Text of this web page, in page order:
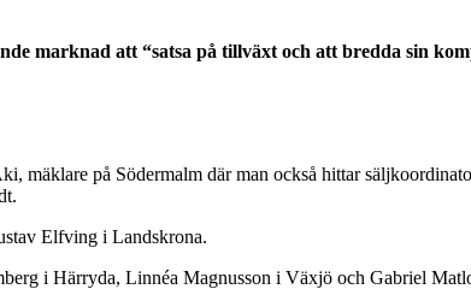
marknad att “satsa på tillväxt och att bredda sin
mäklare på Södermalm där man också hittar
Elfving i Landskrona.
i Härryda, Linnéa Magnusson i Växjö och Gabriel